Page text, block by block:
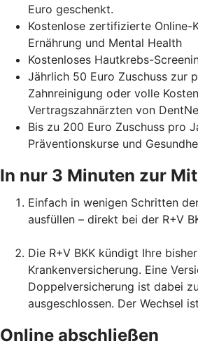
Euro geschenkt.
Kostenlose zertifizierte Online-
Ernährung und Mental Health
Kostenloses Hautkrebs-
Jährlich 50 Euro Zuschuss zur
Zahnreinigung oder volle
Vertragszahnärzten von
Bis zu 200 Euro Zuschuss pro
Präventionskurse und
In nur 3 Minuten zur
Einfach in wenigen Schritten
ausfüllen – direkt bei der R+V
Die R+V BKK kündigt Ihre
Krankenversicherung. Eine
Doppelversicherung ist dabei
ausgeschlossen. Der Wechsel
Online abschließen